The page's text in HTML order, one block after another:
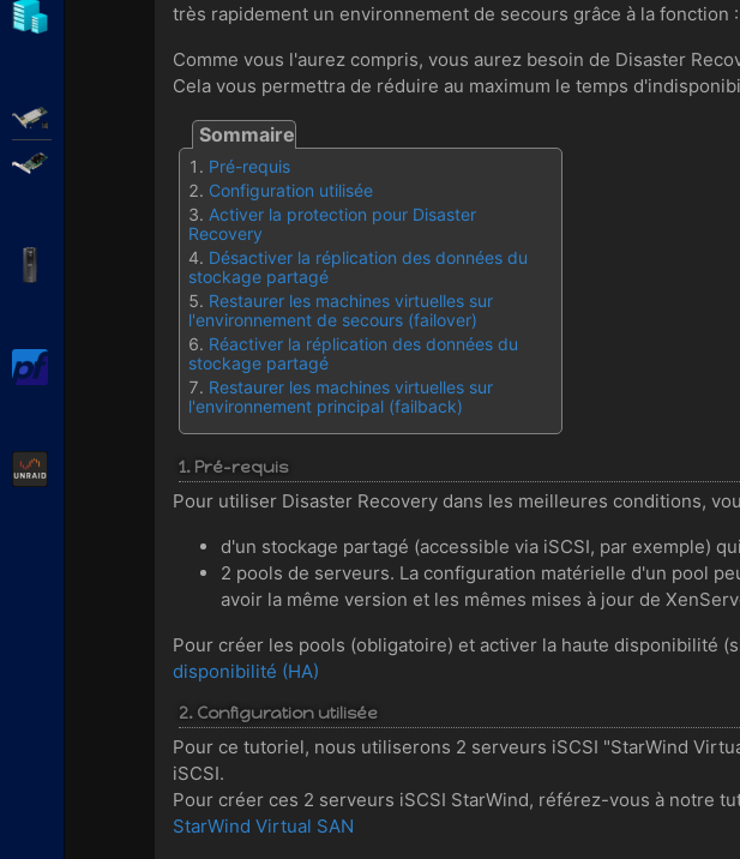
Adaptec SmartRAID
Broadcom MegaRAID
APC Back-UPS Pro
très rapidement un environnement de secours grâce à la fonction
Comme vous l'aurez compris, vous aurez besoin de Disaster
Cela vous permettra de réduire au maximum le temps
Pré-requis
Configuration utilisée
Activer la protection pour Disaster
Recovery
Désactiver la réplication des données du
stockage partagé
Restaurer les machines virtuelles sur
l'environnement de secours (failover)
Réactiver la réplication des données du
stockage partagé
Restaurer les machines virtuelles sur
l'environnement principal (failback)
1. Pré-requis
Pour utiliser Disaster Recovery dans les meilleures conditions,
d'un stockage partagé (accessible via iSCSI, par exemple)
2 pools de serveurs. La configuration matérielle d'un pool
avoir la même version et les mêmes mises à jour de
Pour créer les pools (obligatoire) et activer la haute disponibilité
disponibilité (HA)
2. Configuration utilisée
Pour ce tutoriel, nous utiliserons 2 serveurs iSCSI "StarWind
iSCSI.
Pour créer ces 2 serveurs iSCSI StarWind, référez-vous à notre
StarWind Virtual SAN